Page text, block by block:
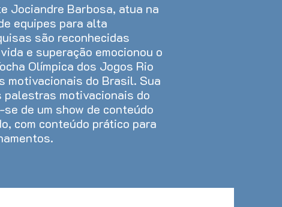
Jociandre Barbosa, atua na
equipes para alta
são reconhecidas
e superação emocionou o
Olímpica dos Jogos Rio
motivacionais do Brasil. Sua
motivacionais do
de um show de conteúdo
com conteúdo prático para